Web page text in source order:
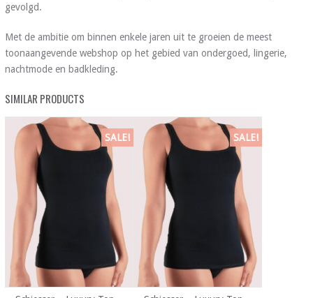
gevolgd.
Met de ambitie om binnen enkele jaren uit te groeien de meest
toonaangevende webshop op het gebied van ondergoed, lingerie,
nachtmode en badkleding.
SIMILAR PRODUCTS
SALE! SALE!